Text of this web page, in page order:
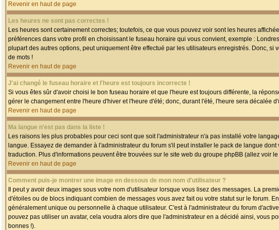
Revenir en haut de page
Les heures ne sont pas correctes !
Les heures sont certainement correctes; toutefois, ce que vous pouvez voir sont les heures
préférences dans votre profil en choisissant le fuseau horaire qui vous convient, exemple :
plupart des autres options, peut uniquement être effectué par les utilisateurs enregistrés. Donc,
de mots !
Revenir en haut de page
J'ai changé le fuseau horaire et l'heure est toujours incorrecte !
Si vous êtes sûr d'avoir choisi le bon fuseau horaire et que l'heure est toujours différente, la
gérer le changement entre l'heure d'hiver et l'heure d'été; donc, durant l'été, l'heure sera décalée
Revenir en haut de page
Ma langue n'est pas dans la liste !
Les raisons les plus probables pour ceci sont que soit l'administrateur n'a pas installé votre
langue. Essayez de demander à l'administrateur du forum s'il peut installer le pack de langue
traduction. Plus d'informations peuvent être trouvées sur le site web du groupe phpBB (allez voir
Revenir en haut de page
Comment puis-je montrer une image en dessous de mon nom d'utilisateur ?
Il peut y avoir deux images sous votre nom d'utilisateur lorsque vous lisez des messages. La
d'étoiles ou de blocs indiquant combien de messages vous avez fait ou votre statut sur le forum.
généralement unique ou personnelle à chaque utilisateur. C'est à l'administrateur du forum
pouvez pas utiliser un avatar, cela voudra alors dire que l'administrateur en a décidé ainsi, vous
bonnes !).